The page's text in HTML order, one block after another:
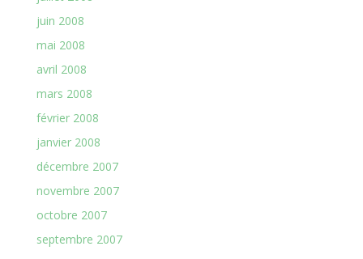
juin 2008
mai 2008
avril 2008
mars 2008
février 2008
janvier 2008
décembre 2007
novembre 2007
octobre 2007
septembre 2007